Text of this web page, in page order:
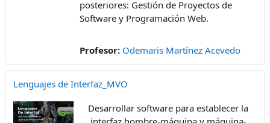
posteriores: Gestión de Proyectos de
Software y Programación Web.
Profesor: Odemaris Martínez Acevedo
Lenguajes de Interfaz_MVO
Desarrollar software para establecer la